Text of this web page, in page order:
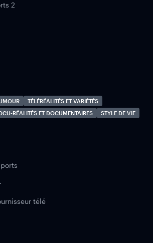
2
TÉLÉRÉALITÉS ET VARIÉTÉS
RÉALITÉS ET DOCUMENTAIRES
STYLE DE VIE
télé